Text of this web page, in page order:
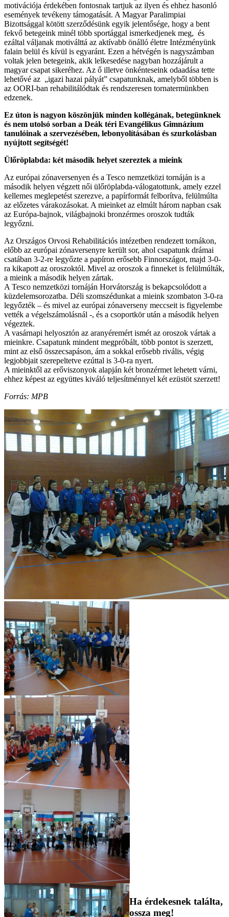
motivációja érdekében fontosnak tartjuk az ilyen és ehhez hasonló
események tevékeny támogatását. A Magyar Paralimpiai
Bizottsággal kötött szerződésünk egyik jelentősége, hogy a bent
fekvő betegeink minél több sportággal ismerkedjenek meg, és
ezáltal váljanak motiválttá az aktívabb önálló életre Intézményünk
falain belül és kívül is egyaránt. Ezen a hétvégén is nagyszámban
voltak jelen betegeink, akik lelkesedése nagyban hozzájárult a
magyar csapat sikeréhez. Az ő illetve önkénteseink odaadása tette
lehetővé az „igazi hazai pályát” csapatunknak, amelyből többen is
az OORI-ban rehabilitálódtak és rendszeresen tornatermünkben
edzenek.
Ez úton is nagyon köszönjük minden kollégának, betegünknek
és nem utolsó sorban a Deák téri Evangélikus Gimnázium
tanulóinak a szervezésében, lebonyolításában és szurkolásban
nyújtott segítségét!
Ülőröplabda: két második helyet szereztek a mieink
Az európai zónaversenyen és a Tesco nemzetközi tornáján is a
második helyen végzett női ülőröplabda-válogatottunk, amely ezzel
kellemes meglepetést szerezve, a papírformát felborítva, felülmúlta
az előzetes várakozásokat. A mieinket az elmúlt három napban csak
az Európa-bajnok, világbajnoki bronzérmes oroszok tudták
legyőzni.
Az Országos Orvosi Rehabilitációs intézetben rendezett tornákon,
előbb az európai zónaversenyre került sor, ahol csapatunk drámai
csatában 3-2-re legyőzte a papíron erősebb Finnországot, majd 3-0-
ra kikapott az oroszoktól. Mivel az oroszok a finneket is felülmúlták,
a mieink a második helyen zártak.
A Tesco nemzetközi tornáján Horvátország is bekapcsolódott a
küzdelemsorozatba. Déli szomszédunkat a mieink szombaton 3-0-ra
legyőzték – és mivel az európai zónaverseny meccseit is figyelembe
vették a végelszámolásnál -, és a csoportkör után a második helyen
végeztek.
A vasárnapi helyosztón az aranyéremért ismét az oroszok vártak a
mieinkre. Csapatunk mindent megpróbált, több pontot is szerzett,
mint az első összecsapáson, ám a sokkal erősebb rivális, végig
legjobbjait szerepeltetve ezúttal is 3-0-ra nyert.
A mieinktől az erőviszonyok alapján két bronzérmet lehetett várni,
ehhez képest az együttes kiváló teljesítménnyel két ezüstöt szerzett!
Forrás: MPB
Ha érdekesnek találta,
ossza meg!